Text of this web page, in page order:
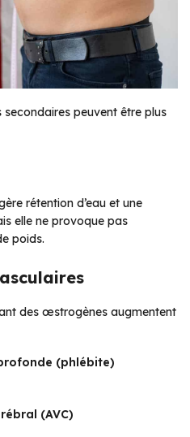
peuvent être plus
rétention d’eau et une
elle ne provoque pas
poids.
des œstrogènes augmentent
(phlébite)
(AVC)